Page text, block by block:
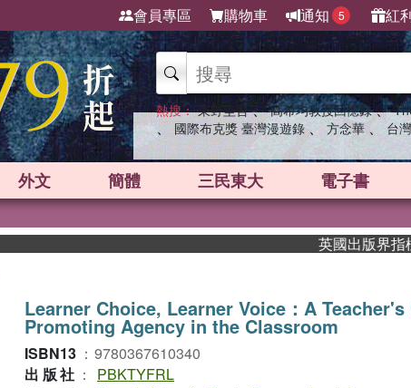
會員專區 購物車 通知 5 紅
熱搜： 東野圭吾 、 高希均教授回憶錄 、
、 國際布克獎 臺灣漫遊錄 、 方念華 、 台
外文 簡體 三民東大 電子書
英國出版界指標
Learner Choice, Learner Voice：A
Promoting Agency in the Classroom
ISBN13 ： 9780367610340
出版社 ：
PBKTYFRL